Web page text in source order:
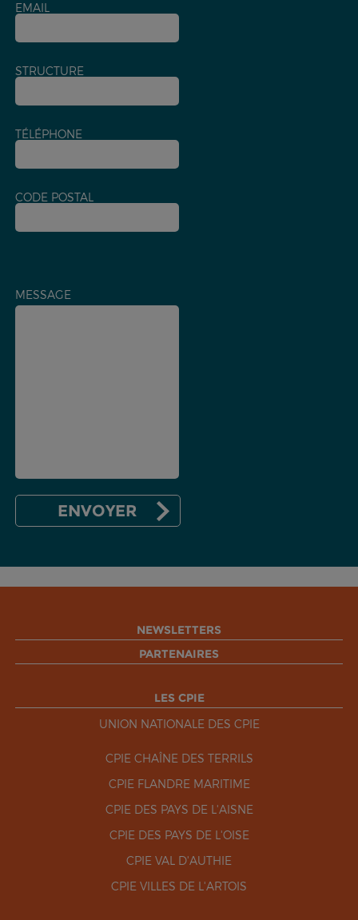
EMAIL
STRUCTURE
TÉLÉPHONE
CODE POSTAL
MESSAGE
NEWSLETTERS
PARTENAIRES
LES CPIE
UNION NATIONALE DES CPIE
CPIE CHAÎNE DES TERRILS
CPIE FLANDRE MARITIME
CPIE DES PAYS DE L'AISNE
CPIE DES PAYS DE L'OISE
CPIE VAL D'AUTHIE
CPIE VILLES DE L'ARTOIS